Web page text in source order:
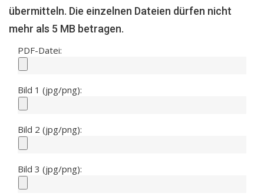
übermitteln. Die einzelnen Dateien dürfen nicht
mehr als 5 MB betragen.
PDF-Datei:
Bild 1 (jpg/png):
Bild 2 (jpg/png):
Bild 3 (jpg/png):